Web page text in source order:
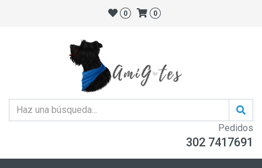
0 0
Pedidos
302 7417691